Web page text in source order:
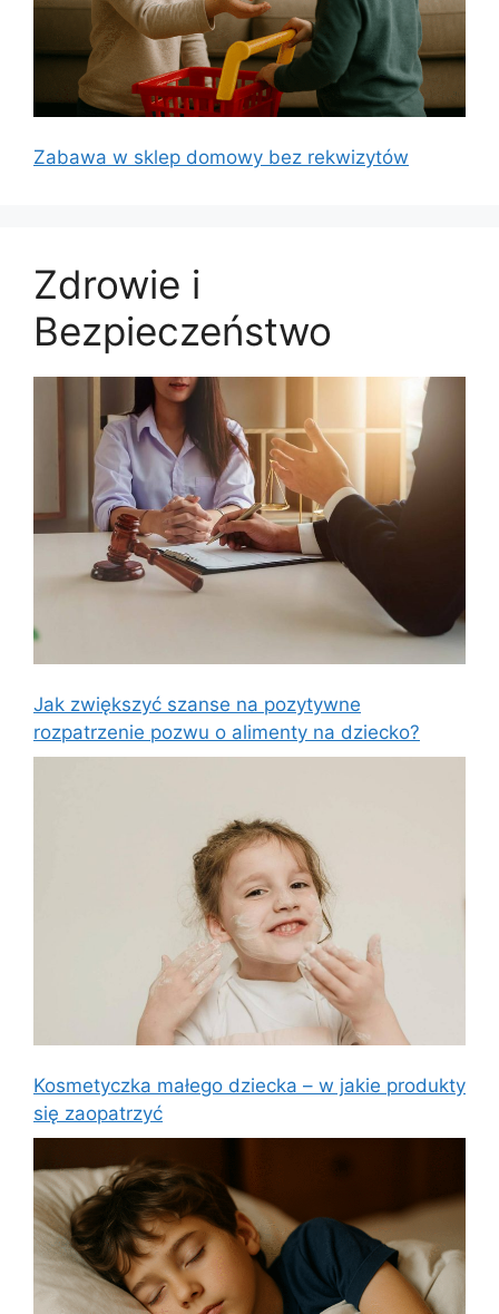
Zabawa w sklep domowy bez rekwizytów
Zdrowie i
Bezpieczeństwo
Jak zwiększyć szanse na pozytywne
rozpatrzenie pozwu o alimenty na dziecko?
Kosmetyczka małego dziecka – w jakie produkty
się zaopatrzyć